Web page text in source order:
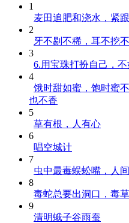
1
麦田追肥和浇水，紧
2
牙不剔不稀，耳不挖不
3
6.用宝珠打扮自己，不
4
饿时甜如蜜，饱时蜜
也不香
5
草有根，人有心
6
唱空城计
7
虫中最毒蜈蚣嘴，人
8
毒蛇总要出洞口，毒
9
清明蛾子谷雨蚕